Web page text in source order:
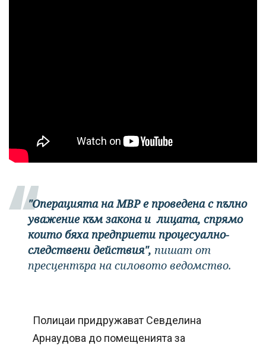
"Операцията на МВР е проведена с пълно
уважение към закона и лицата, спрямо
които бяха предприети процесуално-
следствени действия", пишат от
пресцентъра на силовото ведомство.
Полицаи придружават Севделина
Арнаудова до помещенията за